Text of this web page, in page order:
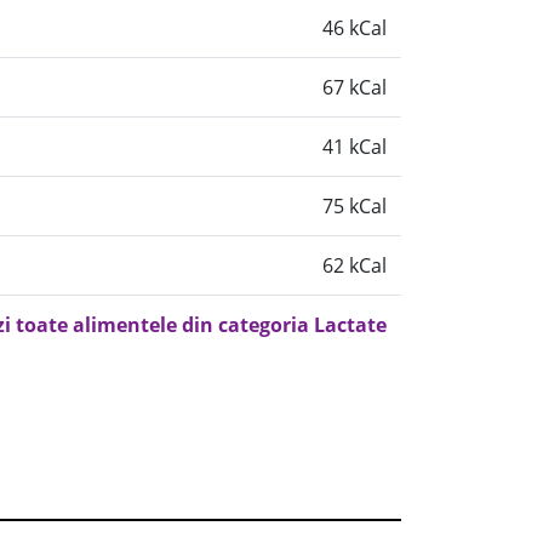
46 kCal
67 kCal
41 kCal
75 kCal
62 kCal
toate alimentele din categoria Lactate